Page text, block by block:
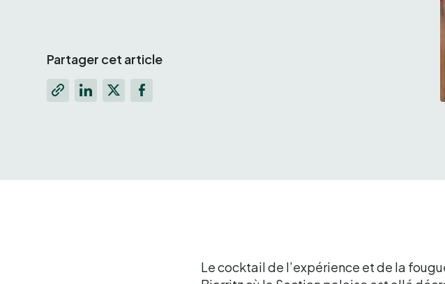
Partager cet article
Le cocktail de l’expérience et de la